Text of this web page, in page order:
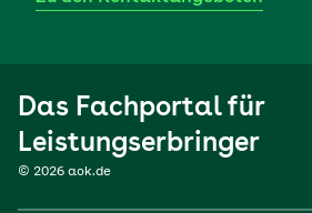
Das Fachportal für
Leistungserbringer
© 2026 aok.de